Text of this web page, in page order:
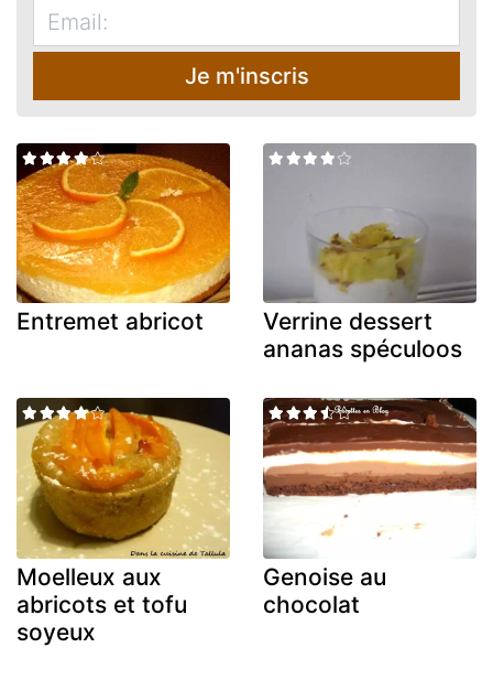
Je m'inscris
Entremet abricot
Verrine dessert
ananas spéculoos
Moelleux aux
abricots et tofu
soyeux
Genoise au
chocolat